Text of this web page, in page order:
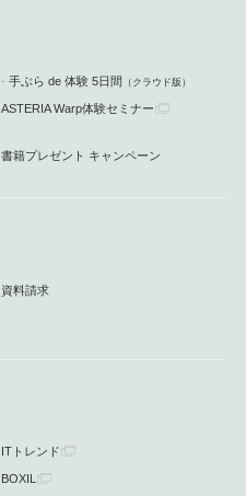
手ぶら de 体験 5日間 （クラウド版）
ASTERIA Warp体験セミナー
書籍プレゼント キャンペーン
資料請求
ITトレンド
BOXIL